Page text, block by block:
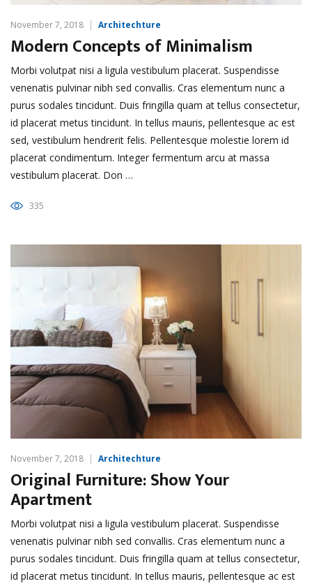
November 7, 2018 Architechture
Modern Concepts of Minimalism
Morbi volutpat nisi a ligula vestibulum placerat. Suspendisse
venenatis pulvinar nibh sed convallis. Cras elementum nunc a
purus sodales tincidunt. Duis fringilla quam at tellus consectetur,
id placerat metus tincidunt. In tellus mauris, pellentesque ac est
sed, vestibulum hendrerit felis. Pellentesque molestie lorem id
placerat condimentum. Integer fermentum arcu at massa
vestibulum placerat. Don …
335
November 7, 2018 Architechture
Original Furniture: Show Your
Apartment
Morbi volutpat nisi a ligula vestibulum placerat. Suspendisse
venenatis pulvinar nibh sed convallis. Cras elementum nunc a
purus sodales tincidunt. Duis fringilla quam at tellus consectetur,
id placerat metus tincidunt. In tellus mauris, pellentesque ac est